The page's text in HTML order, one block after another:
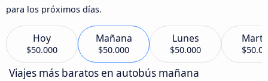
para los próximos días.
Hoy
$50.000
Mañana
$50.000
Lunes
$50.000
Viajes más baratos en autobús mañana